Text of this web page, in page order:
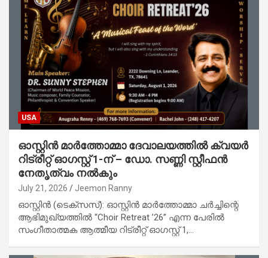
USA
ഓസ്റ്റിൻ മാർത്തോമ്മാ ദേവാലയത്തിൽ ക്വയർ
റിട്രീറ്റ് ഓഗസ്റ്റ് 1-ന് – ഡോ. സണ്ണി സ്റ്റീഫൻ
നേതൃത്വം നൽകും
July 21, 2026 Jeemon Ranny
ഓസ്റ്റിൻ (ടെക്സസ്): ഓസ്റ്റിൻ മാർത്തോമ്മാ ചർച്ചിന്റെ
ആഭിമുഖ്യത്തിൽ “Choir Retreat ’26” എന്ന പേരിൽ
സംഗീതാത്മക ആത്മീയ റിട്രീറ്റ് ഓഗസ്റ്റ് 1,…